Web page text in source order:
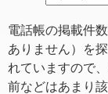
電話帳の掲載件
ありません）を
れていますので
前などはあまり